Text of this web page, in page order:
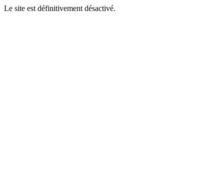
Le site est définitivement désactivé.